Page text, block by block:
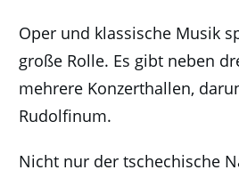
Oper und klassische Musik
große Rolle. Es gibt neben
mehrere Konzerthallen,
Rudolfinum.
Nicht nur der tschechische